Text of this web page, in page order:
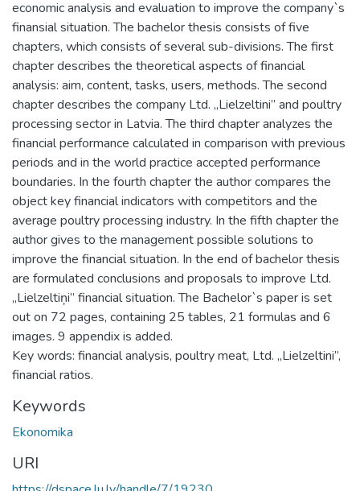
economic analysis and evaluation to improve the company`s
finansial situation. The bachelor thesis consists of five
chapters, which consists of several sub-divisions. The first
chapter describes the theoretical aspects of financial
analysis: aim, content, tasks, users, methods. The second
chapter describes the company Ltd. „Lielzeltini” and poultry
processing sector in Latvia. The third chapter analyzes the
financial performance calculated in comparison with previous
periods and in the world practice accepted performance
boundaries. In the fourth chapter the author compares the
object key financial indicators with competitors and the
average poultry processing industry. In the fifth chapter the
author gives to the management possible solutions to
improve the financial situation. In the end of bachelor thesis
are formulated conclusions and proposals to improve Ltd.
„Lielzeltiņi” financial situation. The Bachelor`s paper is set
out on 72 pages, containing 25 tables, 21 formulas and 6
images. 9 appendix is added.
Key words: financial analysis, poultry meat, Ltd. „Lielzeltini”,
financial ratios.
Keywords
Ekonomika
URI